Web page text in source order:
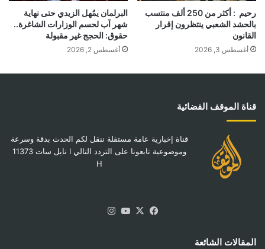
رحيم : أكثر من 250 ألف منتسب
بالحشد الشعبي ينتظرون إقرار
القانون
أغسطس 3, 2026
البرلمان يمُهل الزيدي حتى نهاية
شهر آب لحسم الوزارات الشاغرة..
حقوق: الحجج غير مقبولة
أغسطس 2, 2026
قناة الموقف الفضائية
قناة إخبارية عامة مستقلة ننقل لكم الحدث بدقة وسرعة
وموضوعية تابعونا على التردد التالي I نايل سات 11373
H
فيسبوك
‫X
‫YouTube
المقالات الشائعة